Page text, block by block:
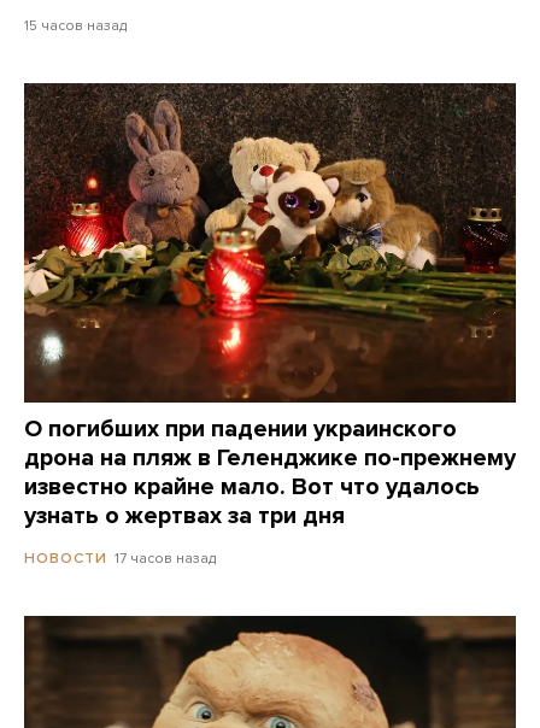
15 часов назад
О погибших при падении украинского
дрона на пляж в Геленджике по-прежнему
известно крайне мало. Вот что удалось
узнать о жертвах за три дня
НОВОСТИ 17 часов назад